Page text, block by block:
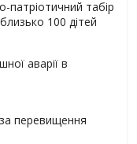
патріотичний табір
100 дітей
аварії в
перевищення